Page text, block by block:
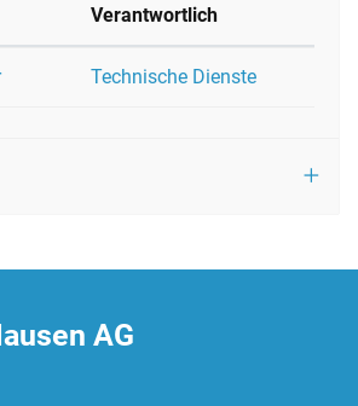
Verantwortlich
Technische Dienste
AG